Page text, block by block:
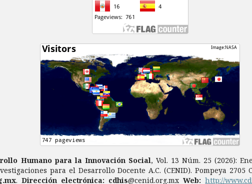
Humano para la Innovación Social, Vol. 13 Núm. 25 (2026):
para el Desarrollo Docente A.C. (CENID). Pompeya 2705
. Dirección electrónica: cdhis@cenid.org.mxWeb: http://